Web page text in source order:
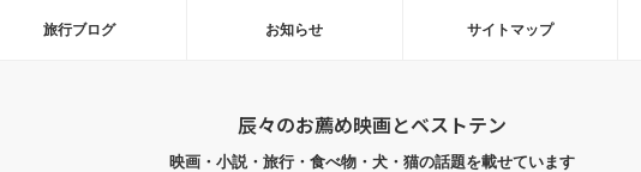
旅行ブログ お知らせ サイトマップ
辰々のお薦め映画とベストテン
映画・小説・旅行・食べ物・犬・猫の話題を載せています